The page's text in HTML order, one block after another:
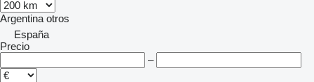
Argentina otros
España
Precio
–